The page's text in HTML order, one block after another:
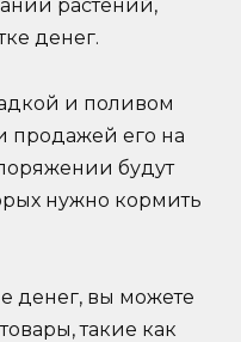
растений,
денег.
и поливом
продажей его на
будут
нужно кормить
денег, вы можете
такие как